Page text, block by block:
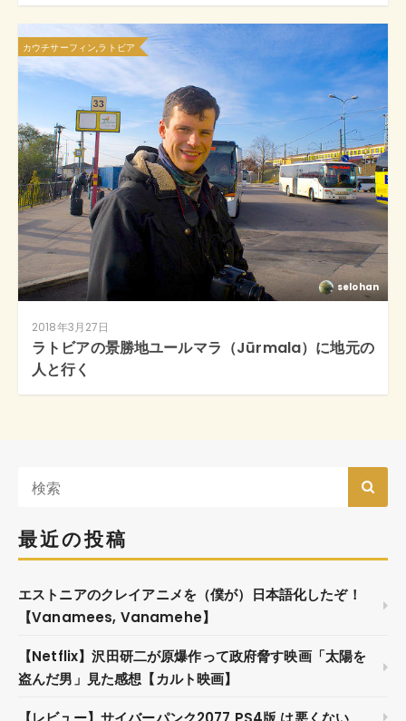
カウチサーフィン,ラトビア
selohan
2018年3月27日
ラトビアの景勝地ユールマラ（Jūrmala）に地元の
人と行く
最近の投稿
エストニアのクレイアニメを（僕が）日本語化したぞ！
【Vanamees, Vanamehe】
【Netflix】沢田研二が原爆作って政府脅す映画「太陽を
盗んだ男」見た感想【カルト映画】